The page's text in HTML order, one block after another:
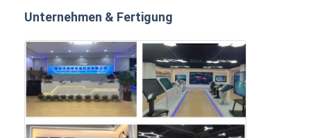
Unternehmen & Fertigung